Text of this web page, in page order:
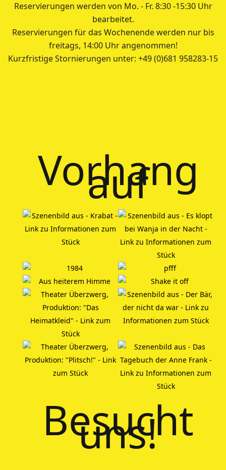
Reservierungen werden von Mo. - Fr. 8:30 -15:30 Uhr
bearbeitet.
Reservierungen für das Wochenende werden nur bis
freitags, 14:00 Uhr angenommen!
Kurzfristige Stornierungen unter: +49 (0)681 958283-15
Vorhang
auf
Besucht
uns!